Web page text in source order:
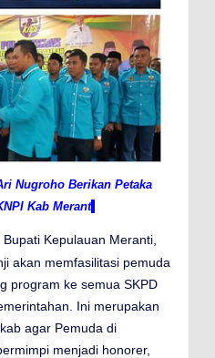
Nugroho Berikan Petaka
Kab Meranti
Bupati Kepulauan Meranti,
akan memfasilitasi pemuda
program ke semua SKPD
Ini merupakan
agar Pemuda di
menjadi honorer,